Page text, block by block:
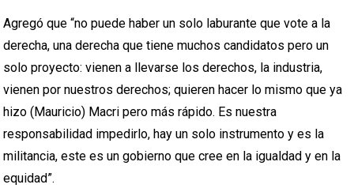
Agregó que “no puede haber un solo laburante que vote a la
derecha, una derecha que tiene muchos candidatos pero un
solo proyecto: vienen a llevarse los derechos, la industria,
vienen por nuestros derechos; quieren hacer lo mismo que ya
hizo (Mauricio) Macri pero más rápido. Es nuestra
responsabilidad impedirlo, hay un solo instrumento y es la
militancia, este es un gobierno que cree en la igualdad y en la
equidad”.